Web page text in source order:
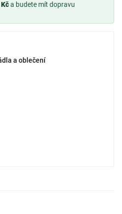
a budete mít dopravu
a oblečení